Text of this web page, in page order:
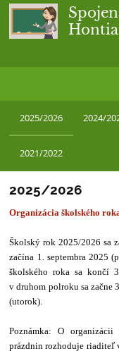
školského
2025/2026 2024/
2021/2022
2025/2026
Organizácia školského
Školský rok 2025/2026 sa
začína 1. septembra 2025
školského roka sa končí
v druhom polroku sa začne
(utorok).
Poznámka: O
prázdnin rozhoduje riaditeľ